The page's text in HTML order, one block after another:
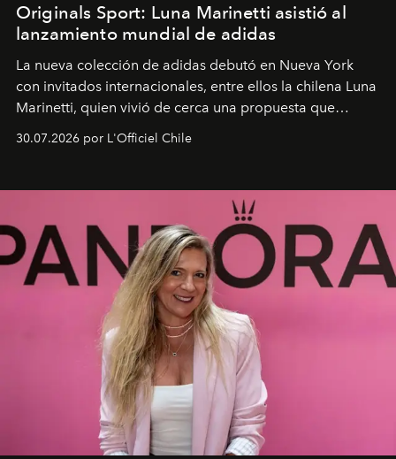
Originals Sport: Luna Marinetti asistió al
lanzamiento mundial de adidas
La nueva colección de adidas debutó en Nueva York
con invitados internacionales, entre ellos la chilena Luna
Marinetti, quien vivió de cerca una propuesta que
30.07.2026 por L'Officiel Chile